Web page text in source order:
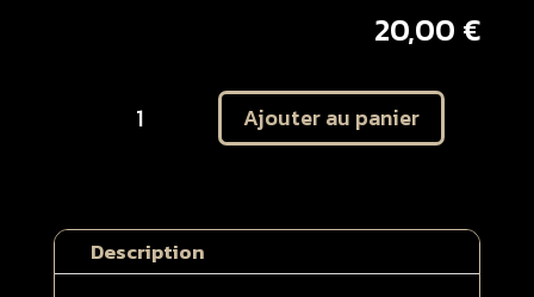
20,00 €
plaques
latérales
Ajouter au panier
Description